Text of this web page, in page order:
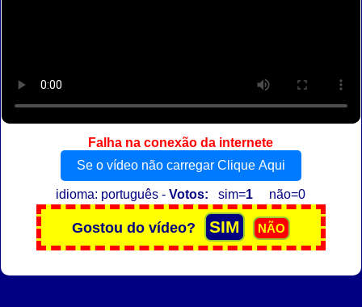
Falha na conexão da internete
Se o vídeo não carregar Clique Aqui
idioma: português -Votos: sim=1 não=0